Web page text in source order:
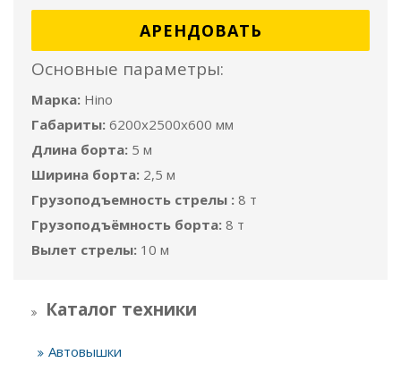
АРЕНДОВАТЬ
Основные параметры:
Марка: Hino
Габариты: 6200x2500x600 мм
Длина борта: 5 м
Ширина борта: 2,5 м
Грузоподъемность стрелы : 8 т
Грузоподъёмность борта: 8 т
Вылет стрелы: 10 м
Каталог техники
Автовышки